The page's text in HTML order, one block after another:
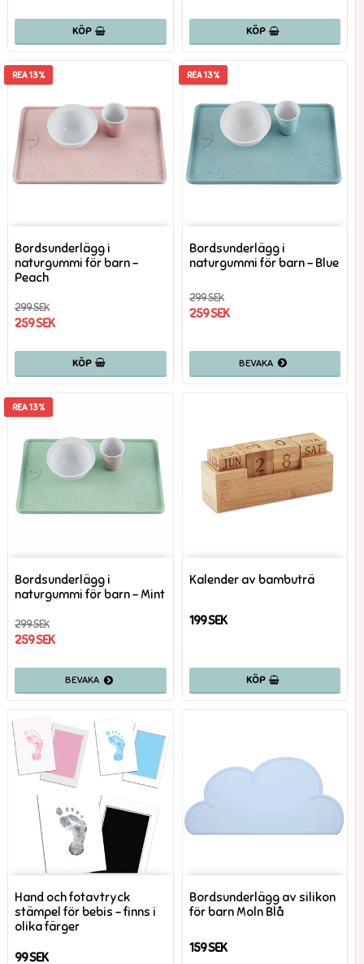
KÖP KÖP
REA 13%
Bordsunderlägg i
naturgummi för barn -
Peach
299 SEK
259 SEK
KÖP
REA 13%
Bordsunderlägg i
naturgummi för barn - Blue
299 SEK
259 SEK
REA 13%
Bordsunderlägg i
naturgummi för barn - Mint
299 SEK
259 SEK
Kalender av bambuträ
199 SEK
KÖP
Hand och fotavtryck
stämpel för bebis - finns i
olika färger
99 SEK
Bordsunderlägg av silikon
för barn Moln Blå
159 SEK